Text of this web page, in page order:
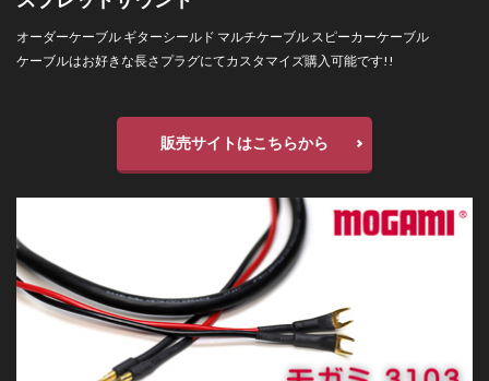
オーダーケーブル ギターシールド マルチケーブル スピーカーケーブル
ケーブルはお好きな長さプラグにてカスタマイズ購入可能です!!
販売サイトはこちらから